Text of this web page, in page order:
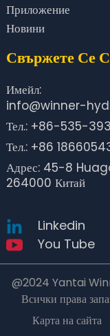
Приложение
Новини
Свържете Се
Имейл:
info@winner-
Тел.: +86-535-
Тел.: +86
Адрес: 45-8
264000 Китай
Linkedin
You Tube
@2024 Yantai
Всички права
Карта на сайта